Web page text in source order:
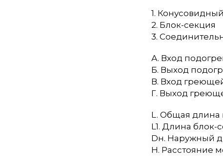
1.
2. Блок-секция
3.
А. Вход
Б. Выход
В. Вход
Г. Выход
L. Общая длина
L1. Длина блок-
Dн. Наружный
H. Расстояние